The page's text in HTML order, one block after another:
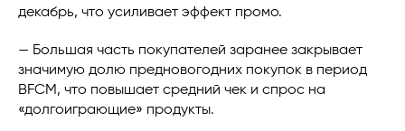
декабрь, что усиливает эффект промо.
— Большая часть покупателей заранее закрывает
значимую долю предновогодних покупок в период
BFCM, что повышает средний чек и спрос на
«долгоиграющие» продукты.